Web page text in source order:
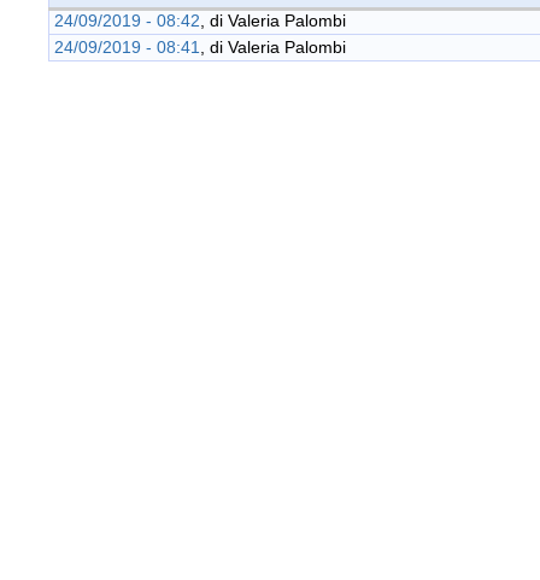
24/09/2019 - 08:42 , di Valeria Palombi
24/09/2019 - 08:41
, di Valeria Palombi